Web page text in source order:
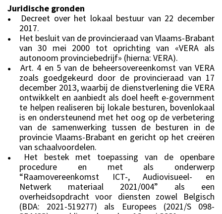
Juridische gronden
●
Decreet over het lokaal bestuur van 22 december
2017.
●
Het besluit van de provincieraad van Vlaams-Brabant
van 30 mei 2000 tot oprichting van «VERA als
autonoom provinciebedrijf» (hierna: VERA).
●
Art. 4 en 5 van de beheersovereenkomst van VERA
zoals goedgekeurd door de provincieraad van 17
december 2013, waarbij de dienstverlening die VERA
ontwikkelt en aanbiedt als doel heeft e-government
te helpen realiseren bij lokale besturen, bovenlokaal
is en ondersteunend met het oog op de verbetering
van de samenwerking tussen de besturen in de
provincie Vlaams-Brabant en gericht op het creëren
van schaalvoordelen.
●
Het bestek met toepassing van de openbare
procedure en met als onderwerp
“Raamovereenkomst ICT-, Audiovisueel- en
Netwerk materiaal 2021/004” als een
overheidsopdracht voor diensten zowel Belgisch
(BDA: 2021-519277) als Europees (2021/S 098-